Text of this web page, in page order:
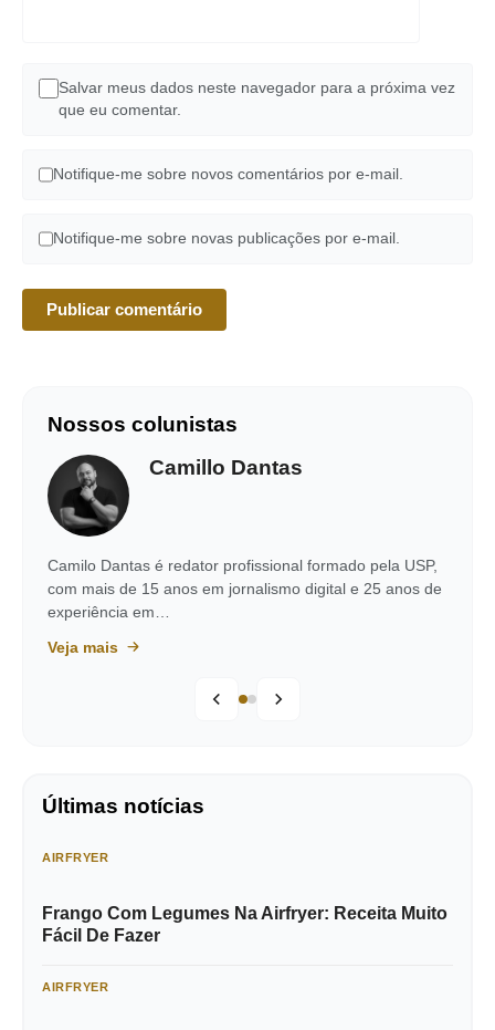
Salvar meus dados neste navegador para a próxima vez
que eu comentar.
Notifique-me sobre novos comentários por e-mail.
Notifique-me sobre novas publicações por e-mail.
Nossos colunistas
Camillo Dantas
Camilo Dantas é redator profissional formado pela USP,
com mais de 15 anos em jornalismo digital e 25 anos de
experiência em…
Veja mais
Últimas notícias
AIRFRYER
Frango Com Legumes Na Airfryer: Receita Muito
Fácil De Fazer
AIRFRYER